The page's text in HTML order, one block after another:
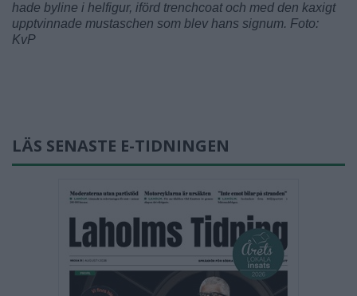
hade byline i helfigur, iförd trenchcoat och med den kaxigt
upptvinnade mustaschen som blev hans signum. Foto:
KvP
LÄS SENASTE E-TIDNINGEN